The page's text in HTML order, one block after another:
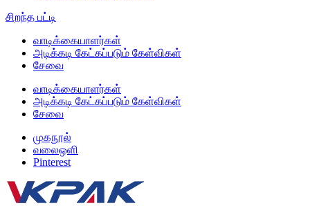
சிறந்த பட்டி
வாடிக்கையாளர்கள்
அடிக்கடி கேட்கப்படும் கேள்விகள்
சேவை
வாடிக்கையாளர்கள்
அடிக்கடி கேட்கப்படும் கேள்விகள்
சேவை
முகநூல்
வலைஒளி
Pinterest